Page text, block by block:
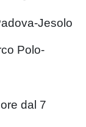
Jesolo
Polo-
dal 7